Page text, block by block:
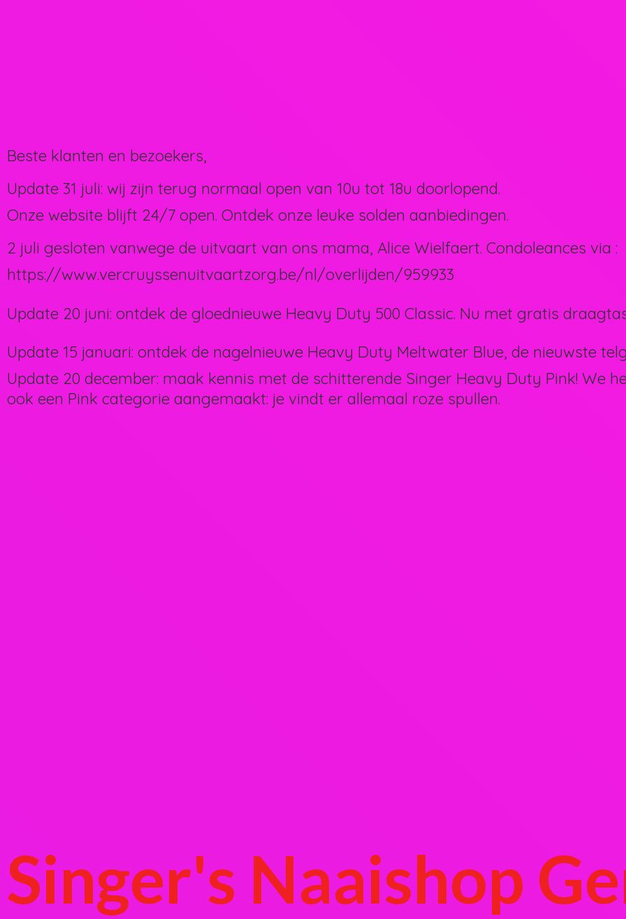
Singer's Naaishop
Beste klanten en bezoekers,
Update 31 juli: wij zijn terug normaal open van 10u tot 18u doorlopend.
Onze website blijft 24/7 open. Ontdek onze leuke solden aanbiedingen.
2 juli gesloten vanwege de uitvaart van ons mama, Alice Wielfaert. Condoleances via :
https://www.vercruyssenuitvaartzorg.be/nl/overlijden/959933
Update 20 juni: ontdek de gloednieuwe Heavy Duty 500 Classic. Nu met gratis
Update 15 januari: ontdek de nagelnieuwe Heavy Duty Meltwater Blue, de nieuwste
Update 20 december: maak kennis met de schitterende Singer Heavy Duty Pink! We
ook een Pink categorie aangemaakt: je vindt er allemaal roze spullen.